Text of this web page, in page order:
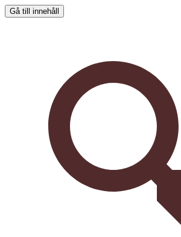
Gå till innehåll